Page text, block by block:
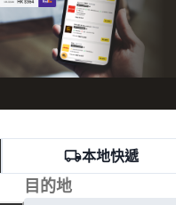
本地快遞
目的地